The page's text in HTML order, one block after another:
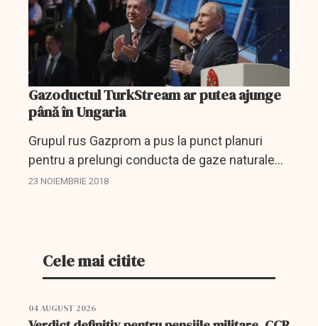
Gazoductul TurkStream ar putea ajunge
până în Ungaria
Grupul rus Gazprom a pus la punct planuri
pentru a prelungi conducta de gaze naturale
TurkStream în patru state din sudul şi centrul
23 NOIEMBRIE 2018
Cele mai citite
04 AUGUST 2026